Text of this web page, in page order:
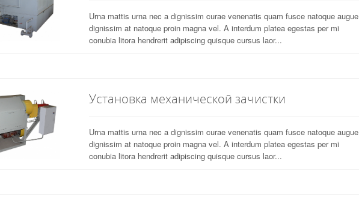
Urna mattis urna nec a dignissim curae venenatis quam fusce natoque augue
dignissim at natoque proin magna vel. A interdum platea egestas per mi
conubia litora hendrerit adipiscing quisque cursus laor...
Установка механической зачистки
Urna mattis urna nec a dignissim curae venenatis quam fusce natoque augue
dignissim at natoque proin magna vel. A interdum platea egestas per mi
conubia litora hendrerit adipiscing quisque cursus laor...